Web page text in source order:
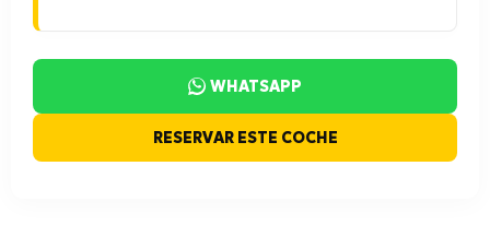
WHATSAPP
RESERVAR ESTE COCHE